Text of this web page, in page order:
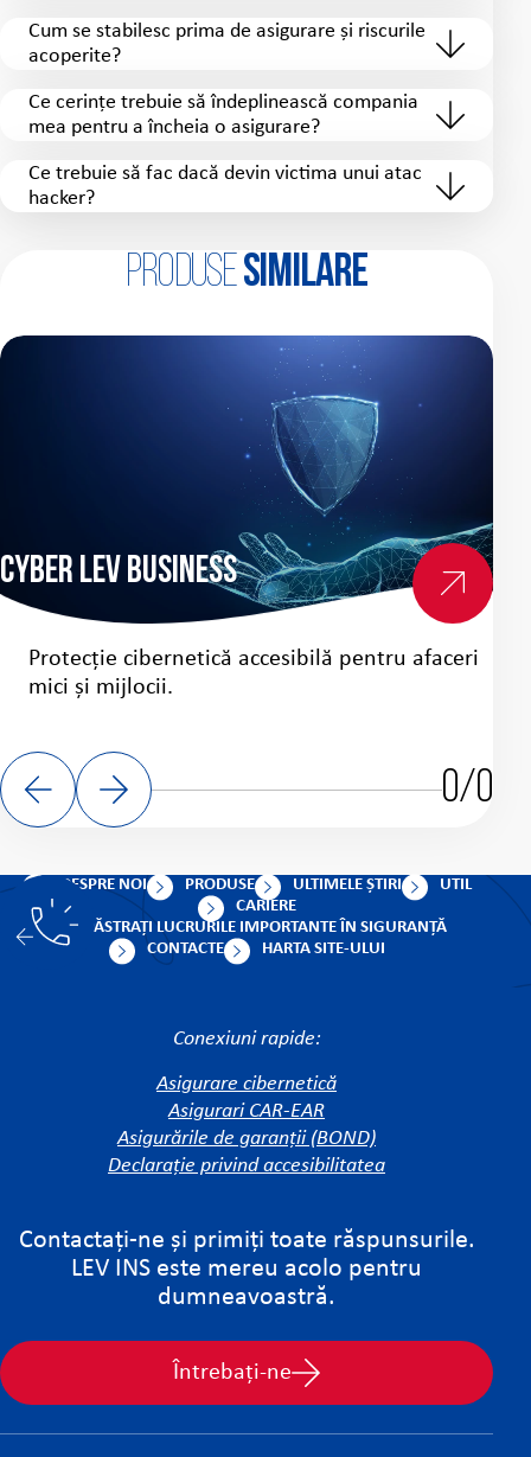
Cum se stabilesc prima de asigurare și riscurile
acoperite?
Ce cerințe trebuie să îndeplinească compania
mea pentru a încheia o asigurare?
Ce trebuie să fac dacă devin victima unui atac
hacker?
Produsesimilare
Cyber Lev Business
Protecție cibernetică accesibilă pentru afaceri
mici și mijlocii.
0/0
DESPRE NOI PRODUSE ULTIMELE ȘTIRI
UTIL
CARIERE
PĂSTRAȚI LUCRURILE IMPORTANTE ÎN SIGURANȚĂ
CONTACTE
HARTA SITE-ULUI
Conexiuni rapide:
Asigurare cibernetică
Asigurari CAR-EAR
Asigurările de garanții (BOND)
Declarație privind accesibilitatea
Contactați-ne și primiți toate răspunsurile.
LEV INS este mereu acolo pentru
dumneavoastră.
Întrebați-ne